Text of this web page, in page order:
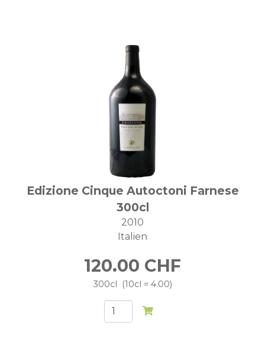
Edizione Cinque Autoctoni Farnese
300cl
2010
Italien
120.00 CHF
300cl 10cl = 4.00